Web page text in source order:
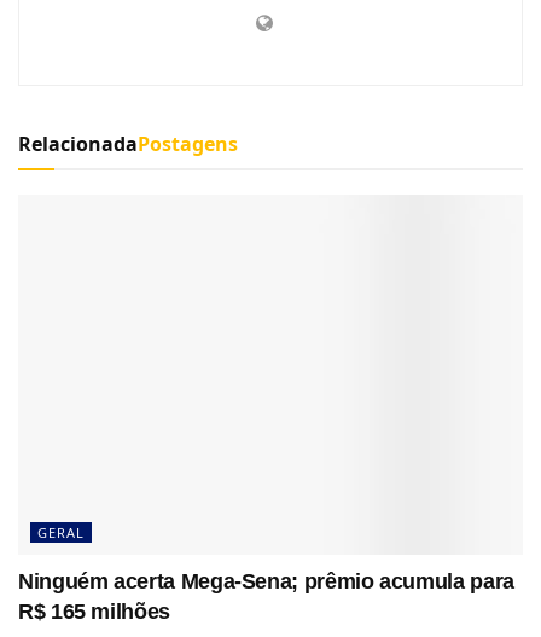
RelacionadaPostagens
GERAL
Ninguém acerta Mega-Sena; prêmio acumula para
R$ 165 milhões